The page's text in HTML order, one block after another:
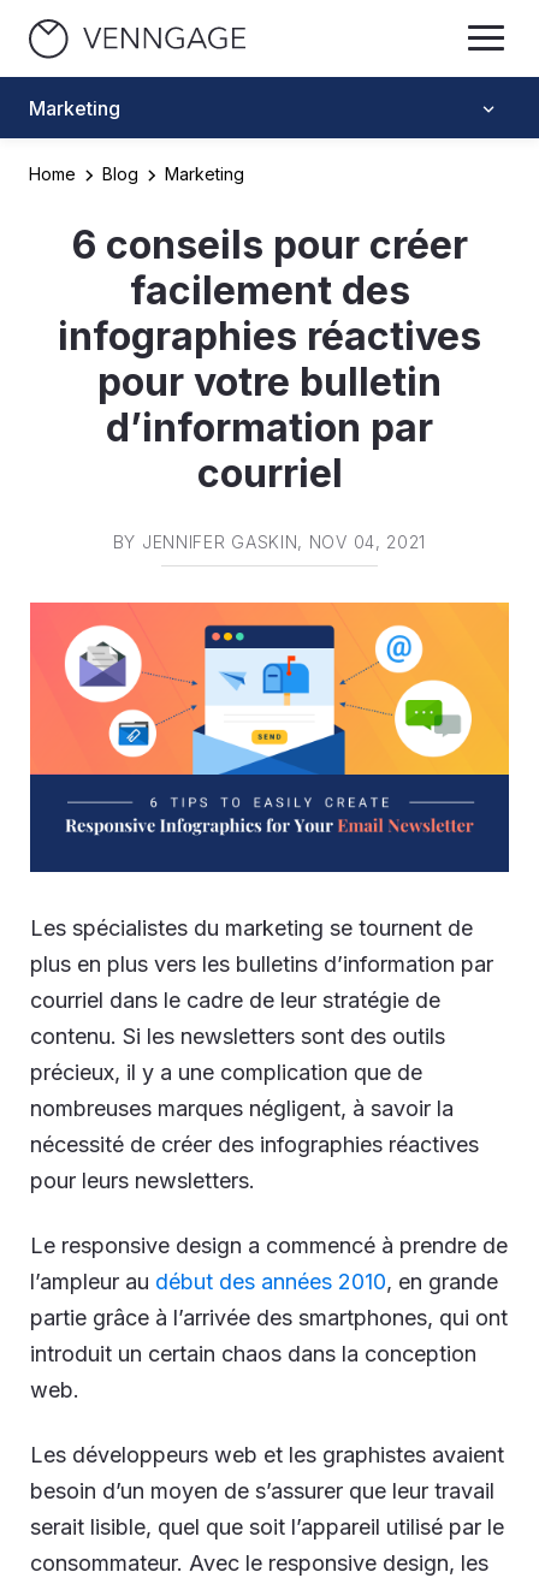
Marketing
Home Blog Marketing
6 conseils pour créer
facilement des
infographies réactives
pour votre bulletin
d’information par
courriel
BY JENNIFER GASKIN, NOV 04, 2021
Les spécialistes du marketing se tournent de
plus en plus vers les bulletins d’information par
courriel dans le cadre de leur stratégie de
contenu. Si les newsletters sont des outils
précieux, il y a une complication que de
nombreuses marques négligent, à savoir la
nécessité de créer des infographies réactives
pour leurs newsletters.
Le responsive design a commencé à prendre de
l’ampleur au début des années 2010, en grande
partie grâce à l’arrivée des smartphones, qui ont
introduit un certain chaos dans la conception
web.
Les développeurs web et les graphistes avaient
besoin d’un moyen de s’assurer que leur travail
serait lisible, quel que soit l’appareil utilisé par le
consommateur. Avec le responsive design, les